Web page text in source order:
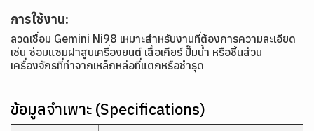
การใช้งาน:
ลวดเชื่อม Gemini Ni98 เหมาะสำหรับงานที่ต้องการความละเอียด
เช่น ซ่อมแซมฝาสูบเครื่องยนต์ เสื้อเกียร์ ปั๊มน้ำ หรือชิ้นส่วน
เครื่องจักรที่ทำจากเหล็กหล่อที่แตกหรือชำรุด
ข้อมูลจำเพาะ (Specifications)